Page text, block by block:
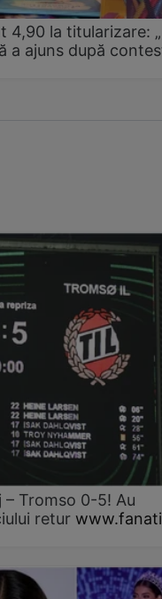
4,90 la titularizare:
a ajuns după
– Tromso 0-5! Au
retur